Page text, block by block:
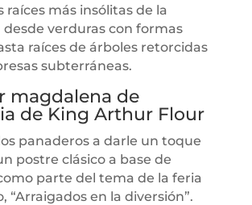
raíces más insólitas de la
desde verduras con formas
raíces de árboles retorcidas
subterráneas.
magdalena de
de King Arthur Flour
panaderos a darle un toque
postre clásico a base de
parte del tema de la feria
“Arraigados en la diversión”.